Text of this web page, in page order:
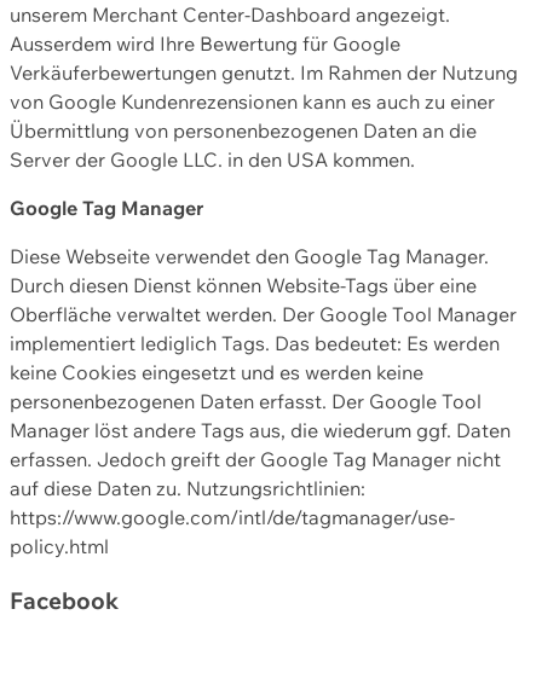
unserem Merchant Center-Dashboard angezeigt.
Ausserdem wird Ihre Bewertung für Google
Verkäuferbewertungen genutzt. Im Rahmen der Nutzung
von Google Kundenrezensionen kann es auch zu einer
Übermittlung von personenbezogenen Daten an die
Server der Google LLC. in den USA kommen.
Google Tag Manager
Diese Webseite verwendet den Google Tag Manager.
Durch diesen Dienst können Website-Tags über eine
Oberfläche verwaltet werden. Der Google Tool Manager
implementiert lediglich Tags. Das bedeutet: Es werden
keine Cookies eingesetzt und es werden keine
personenbezogenen Daten erfasst. Der Google Tool
Manager löst andere Tags aus, die wiederum ggf. Daten
erfassen. Jedoch greift der Google Tag Manager nicht
auf diese Daten zu. Nutzungsrichtlinien:
https://www.google.com/intl/de/tagmanager/use-
policy.html
Facebook